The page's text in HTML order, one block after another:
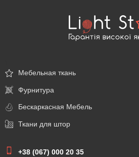
Мебельная ткань
Фурнитура
Бескаркасная Мебель
Ткани для штор
+38 (067) 000 20 35